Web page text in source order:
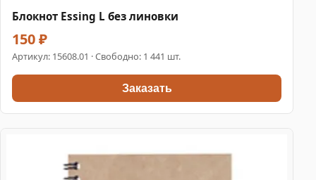
Блокнот Essing L без линовки
150 ₽
Артикул: 15608.01 · Свободно: 1 441 шт.
Заказать